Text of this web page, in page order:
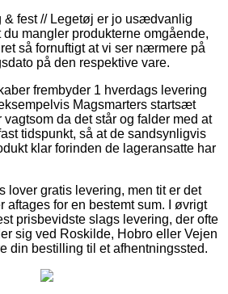
& fest // Legetøj er jo usædvanlig
du mangler produkterne omgående,
så fornuftigt at vi ser nærmere på
på den respektive vare.
frembyder 1 hverdags levering
Magsmarters startsæt
da det står og falder med at
tidspunkt, så at de sandsynligvis
klar forinden de lageransatte har
lover gratis levering, men tit er det
for en bestemt sum. I øvrigt
prisbevidste slags levering, der ofte
sig ved Roskilde, Hobro eller Vejen
din bestilling til et afhentningssted.